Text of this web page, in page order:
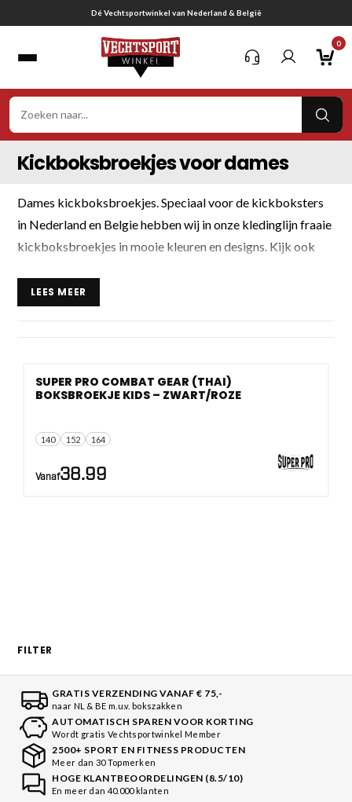
naar
Dé Vechtsportwinkel van Nederland & België
0
Kickboksbroekjes voor dames
Dames kickboksbroekjes. Speciaal voor de kickboksters
in Nederland en Belgie hebben wij in onze kledinglijn fraaie
kickboksbroekjes in mooie kleuren en designs. Kijk ook
een passende combinatie en bestel jouw favoriete outfit.
LEES MEER
140 152 164
SUPER PRO COMBAT GEAR (THAI)
BOKSBROEKJE KIDS – ZWART/ROZE
Vanaf38.99
FILTER
GRATIS VERZENDING VANAF € 75,-
naar NL & BE m.u.v. bokszakken
AUTOMATISCH SPAREN VOOR KORTING
Wordt gratis Vechtsportwinkel Member
2500+ SPORT EN FITNESS PRODUCTEN
Meer dan 30 Topmerken
HOGE KLANTBEOORDELINGEN (8.5/10)
En meer dan 40.000 klanten